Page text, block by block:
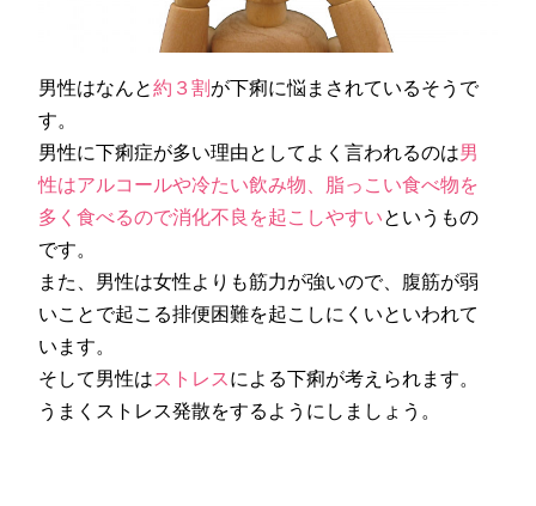
男性はなんと約３割が下痢に悩まされているそうで
す。
男性に下痢症が多い理由としてよく言われるのは男
性はアルコールや冷たい飲み物、脂っこい食べ物を
多く食べるので消化不良を起こしやすいというもの
です。
また、男性は女性よりも筋力が強いので、腹筋が弱
いことで起こる排便困難を起こしにくいといわれて
います。
そして男性はストレスによる下痢が考えられます。
うまくストレス発散をするようにしましょう。